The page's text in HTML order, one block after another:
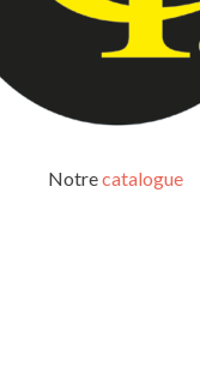
Notrecatalogue